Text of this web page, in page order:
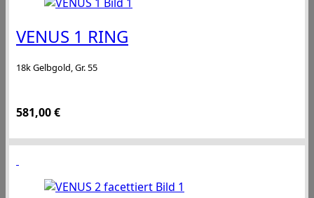
VENUS 1 RING
18k Gelbgold, Gr. 55
581,00€